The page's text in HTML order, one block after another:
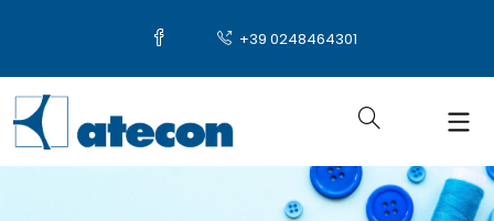
+39 0248464301